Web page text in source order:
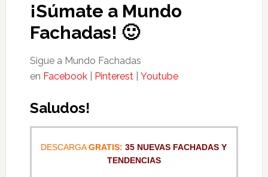
¡Súmate a Mundo
Fachadas! 🙂
Sigue a Mundo Fachadas
en Facebook| Pinterest| Youtube
Saludos!
DESCARGAGRATIS: 35 NUEVAS FACHADAS Y
TENDENCIAS